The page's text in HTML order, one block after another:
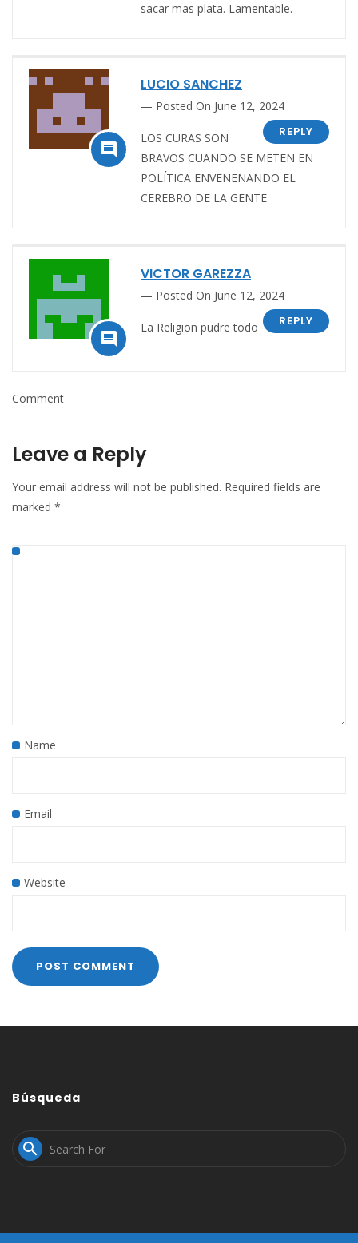
sacar mas plata. Lamentable.

LUCIO SANCHEZ
Posted On June 12, 2024
REPLY
LOS CURAS SON
BRAVOS CUANDO SE METEN EN
POLÍTICA ENVENENANDO EL
CEREBRO DE LA GENTE

VICTOR GAREZZA
Posted On June 12, 2024
REPLY
La Religion pudre todo
Comment
Leave a Reply
Your email address will not be published. Required fields are
marked *
Name
Email
Website
Búsqueda
